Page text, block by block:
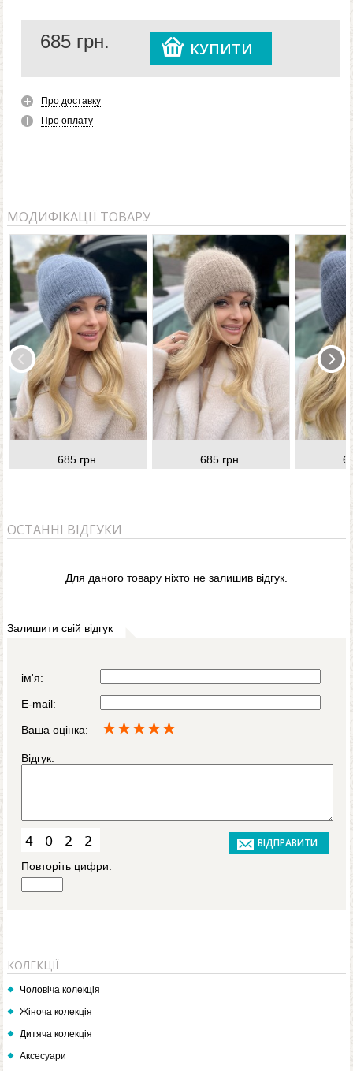
685 грн. КУПИТИ
Про доставку
Про оплату
МОДИФІКАЦІЇ ТОВАРУ
685 грн. 685 грн.
ОСТАННІ ВІДГУКИ
Для даного товару ніхто не залишив відгук.
Залишити свій відгук
ім'я:
E-mail:
Ваша оцінка:
Відгук:
Повторіть цифри:
КОЛЕКЦІЇ
Чоловіча колекція
Жіноча колекція
Дитяча колекція
Аксесуари